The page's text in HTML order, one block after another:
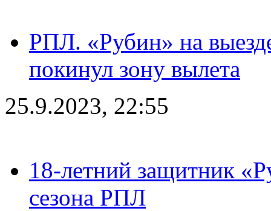
РПЛ. «Рубин» на
покинул зону вылета
25.9.2023, 22:55
18-летний защитник
сезона РПЛ